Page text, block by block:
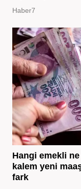
Haber7
Hangi emekli
kalem yeni
fark